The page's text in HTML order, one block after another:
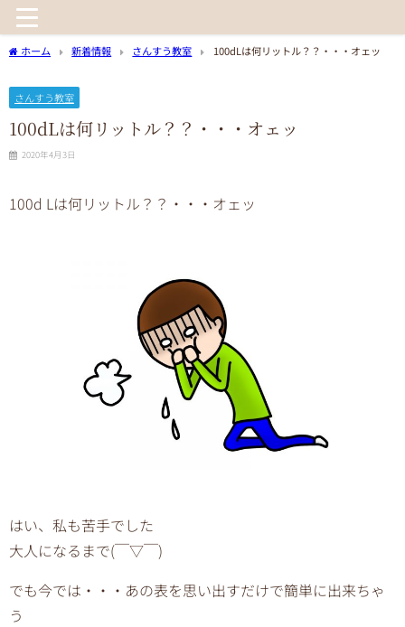
ホーム 新着情報 さんすう教室 100dLは何リットル？？・・・オェッ
さんすう教室
100dLは何リットル？？・・・オェッ
2020年4月3日
100d Lは何リットル？？・・・オェッ
はい、私も苦手でした
大人になるまで(￣▽￣)
でも今では・・・あの表を思い出すだけで簡単に出来ちゃ
う